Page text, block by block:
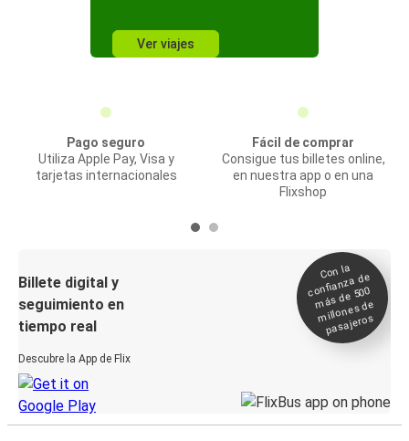
Ver viajes
Pago seguro
Utiliza Apple Pay, Visa y
tarjetas internacionales
Fácil de comprar
Consigue tus billetes online,
en nuestra app o en una
Flixshop
Billete digital y
seguimiento en
tiempo real
Descubre la App de Flix
Con la
confianza de
más de 500
millones de
pasajeros